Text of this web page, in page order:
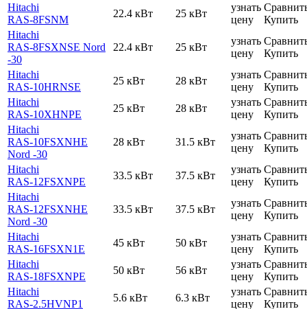
Hitachi
RAS-8FSNM
22.4 кВт 25 кВт
узнать
цену
Купить
Hitachi
RAS-8FSXNSE Nord
-30
22.4 кВт 25 кВт
узнать
цену
Купить
Hitachi
RAS-10HRNSE
25 кВт 28 кВт
узнать
цену
Купить
Hitachi
RAS-10XHNPE
25 кВт 28 кВт
узнать
цену
Купить
Hitachi
RAS-10FSXNHE
Nord -30
28 кВт 31.5 кВт
узнать
цену
Купить
Hitachi
RAS-12FSXNPE
33.5 кВт 37.5 кВт
узнать
цену
Купить
Hitachi
RAS-12FSXNHE
Nord -30
33.5 кВт 37.5 кВт
узнать
цену
Купить
Hitachi
RAS-16FSXN1E
45 кВт 50 кВт
узнать
цену
Купить
Hitachi
RAS-18FSXNPE
50 кВт 56 кВт
узнать
цену
Купить
Hitachi
RAS-2.5HVNP1
5.6 кВт 6.3 кВт
узнать
цену
Купить